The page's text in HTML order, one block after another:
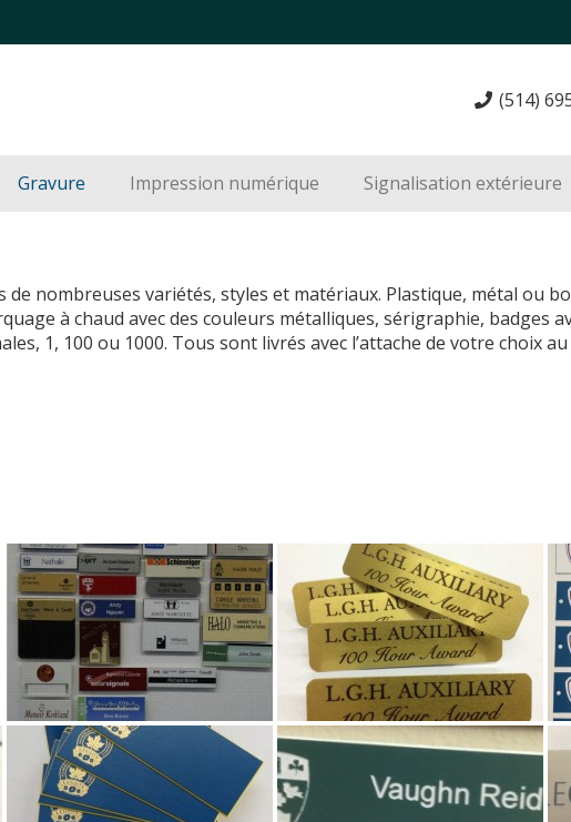
(514)
Gravure Impression numérique Signalisation extérieure
nombreuses variétés, styles et matériaux. Plastique, métal ou
à chaud avec des couleurs métalliques, sérigraphie, badges
1, 100 ou 1000. Tous sont livrés avec l’attache de votre choix au